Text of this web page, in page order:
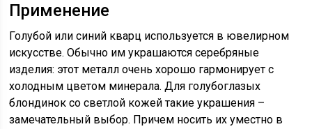
Применение
Голубой или синий кварц используется в ювелирном
искусстве. Обычно им украшаются серебряные
изделия: этот металл очень хорошо гармонирует с
холодным цветом минерала. Для голубоглазых
блондинок со светлой кожей такие украшения –
замечательный выбор. Причем носить их уместно в